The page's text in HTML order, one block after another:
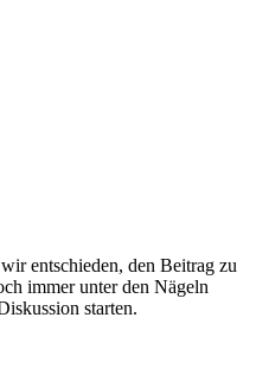
entschieden, den Beitrag zu
immer unter den Nägeln
starten.